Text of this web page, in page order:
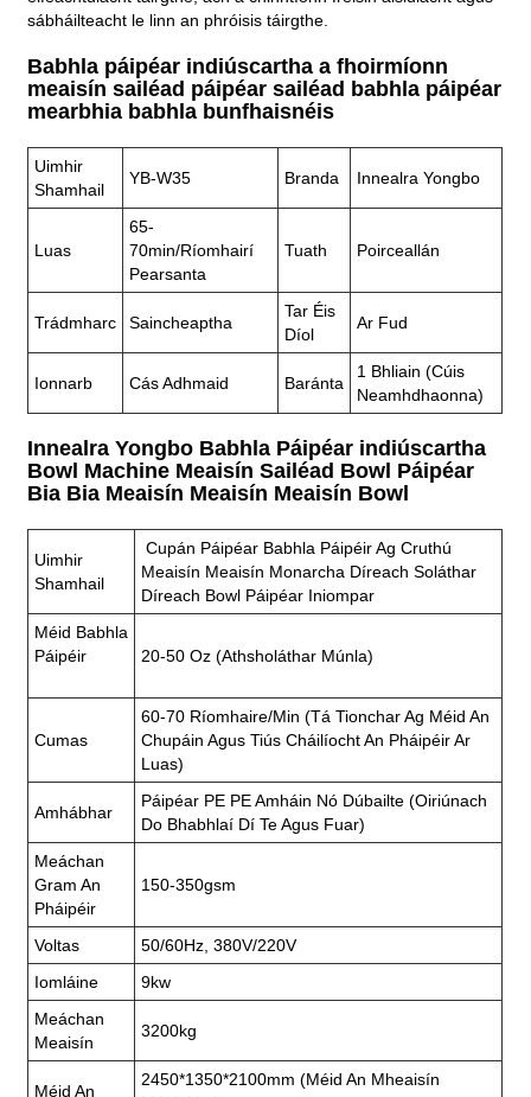
sábháilteacht le linn an phróisis táirgthe.
Babhla páipéar indiúscartha a fhoirmíonn
meaisín sailéad páipéar sailéad babhla páipéar
mearbhia babhla bunfhaisnéis
Uimhir
Shamhail
YB-W35 Branda Innealra Yongbo
Luas
65-
70min/ríomhairí
Pearsanta
Tuath Poirceallán
Trádmharc Saincheaptha
Tar Éis
Díol
Ar Fud
Ionnarb Cás Adhmaid Baránta
1 Bhliain (cúis
Neamhdhaonna)
Innealra Yongbo Babhla Páipéar indiúscartha
Bowl Machine Meaisín Sailéad Bowl Páipéar
Bia Bia Meaisín Meaisín Meaisín Bowl
Uimhir
Shamhail
Cupán Páipéar Babhla Páipéir Ag Cruthú
Meaisín Meaisín Monarcha Díreach Soláthar
Díreach Bowl Páipéar Iniompar
Méid Babhla
Páipéir
20-50 Oz (athsholáthar Múnla)
Cumas
60-70 Ríomhaire/min (tá Tionchar Ag Méid An
Chupáin Agus Tiús Cháilíocht An Pháipéir Ar
Luas)
Amhábhar
Páipéar PE PE Amháin Nó Dúbailte (oiriúnach
Do Bhabhlaí Dí Te Agus Fuar)
Meáchan
Gram An
Pháipéir
150-350gsm
Voltas
50/60Hz, 380V/220V
Iomláine
9kw
Meáchan
Meaisín
3200kg
Méid An
2450*1350*2100mm (Méid An Mheaisín